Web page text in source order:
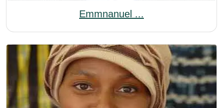
Emmnanuel ...